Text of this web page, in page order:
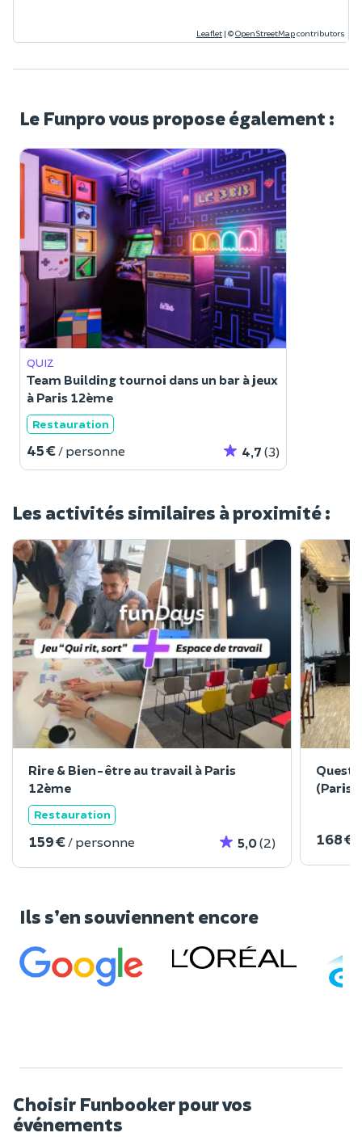
Leaflet | ©OpenStreetMapcontributors
Le Funpro vous propose également :
QUIZ
Team Building tournoi dans un bar à jeux
à Paris 12ème
Restauration
45 € / personne 4,7 (3)
Les activités similaires à proximité :
Rire & Bien-être au travail à Paris
12ème
Restauration
159 € / personne 5,0(2)
(Paris
168 €
Ils s’en souviennent encore
Choisir Funbooker pour vos
événements